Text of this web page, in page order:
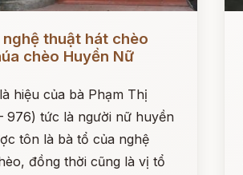
nghệ thuật hát chèo
chèo Huyền Nữ
hiệu của bà Phạm Thị
976) tức là người nữ huyền
tôn là bà tổ của nghệ
đồng thời cũng là vị tổ